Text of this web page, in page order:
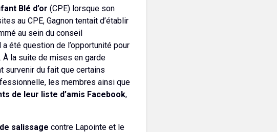
Blé d’or (CPE) lorsque son
au CPE, Gagnon tentait d’établir
au sein du conseil
été question de l’opportunité pour
la suite de mises en garde
survenir du fait que certains
les membres ainsi que
de leur liste d’amis Facebook,
salissage contre Lapointe et le